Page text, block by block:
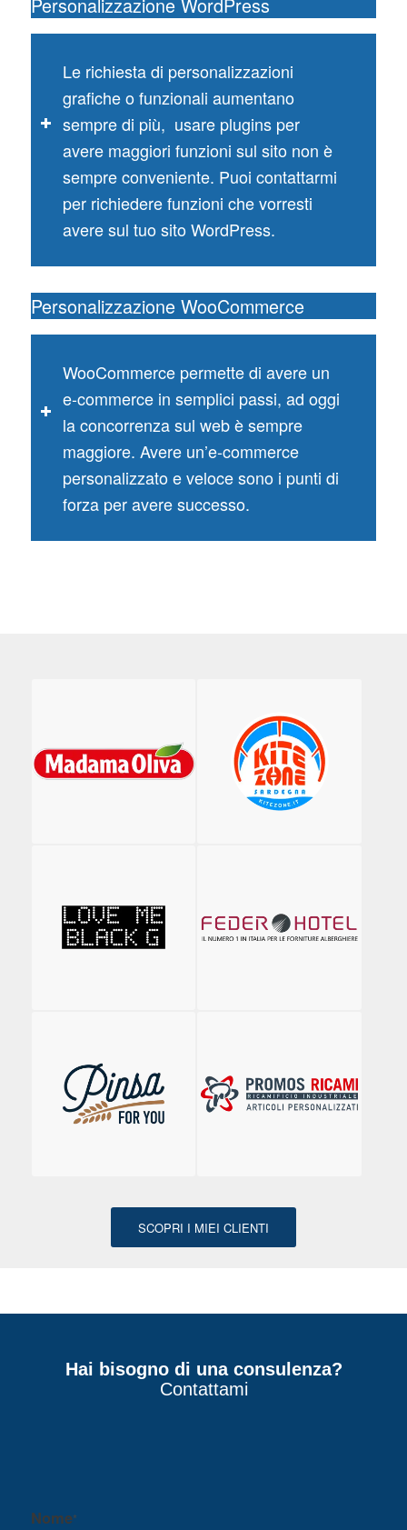
Le richiesta di personalizzazioni
grafiche o funzionali aumentano
sempre di più, usare plugins per
avere maggiori funzioni sul sito non è
sempre conveniente. Puoi contattarmi
per richiedere funzioni che vorresti
avere sul tuo sito WordPress.
Personalizzazione WooCommerce
WooCommerce permette di avere un
e-commerce in semplici passi, ad oggi
la concorrenza sul web è sempre
maggiore. Avere un’e-commerce
personalizzato e veloce sono i punti di
forza per avere successo.
SCOPRI I MIEI CLIENTI
Hai bisogno di una consulenza?
Contattami
Nome*